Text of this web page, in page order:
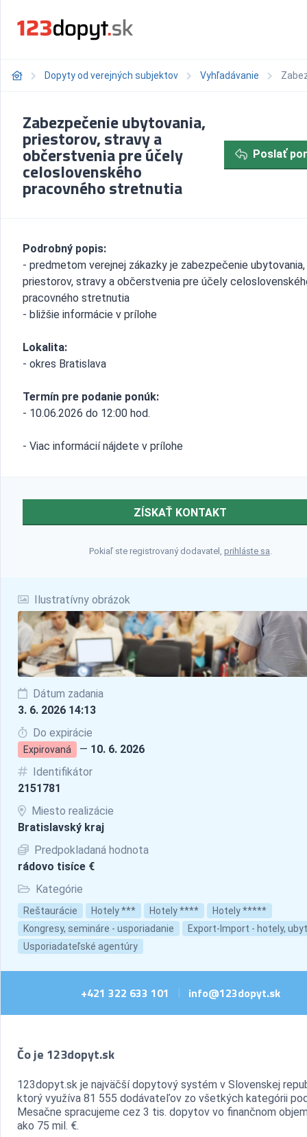
Dopyty od verejných subjektov Vyhľadávanie
Ilustratívny obrázok
Dátum zadania
3. 6. 2026 14:13
Do expirácie
Expirovaná — 10. 6. 2026
Identifikátor
2151781
Miesto realizácie
Bratislavský kraj
Predpokladaná hodnota
rádovo tisíce €
Kategórie
Reštaurácie Hotely *** Hotely ****
Hotely *****
Kongresy, semináre - usporiadanie
Export-Import - hotely,
Usporiadateľské agentúry
Zabezpečenie ubytovania,
priestorov, stravy a
občerstvenia pre účely
celoslovenského
pracovného stretnutia
Poslať
Podrobný popis:
- predmetom verejnej zákazky je zabezpečenie ubytovania,
priestorov, stravy a občerstvenia pre účely
pracovného stretnutia
- bližšie informácie v prílohe
Lokalita:
- okres Bratislava
Termín pre podanie ponúk:
- 10.06.2026 do 12:00 hod.
- Viac informácií nájdete v prílohe
ZÍSKAŤ KONTAKT
Pokiaľ ste registrovaný dodavatel, prihláste sa.
+421 322 633 101 | info@123dopyt.sk
Čo je 123dopyt.sk
123dopyt.sk je najväčší dopytový systém v Slovenskej
ktorý využíva 81 555 dodávateľov zo všetkých kategórii
Mesačne spracujeme cez 3 tis. dopytov vo finančnom
ako 75 mil. €.